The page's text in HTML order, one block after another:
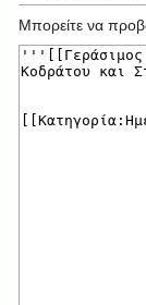
Μπορείτε να